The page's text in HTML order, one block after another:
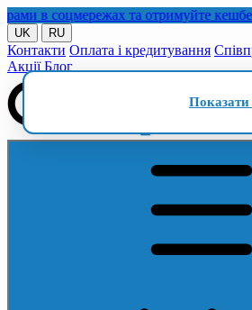
в соцмережах та отримуйте кешбек!
UK RU
Контакти Оплата і кредитування
Акції Блог
Показати